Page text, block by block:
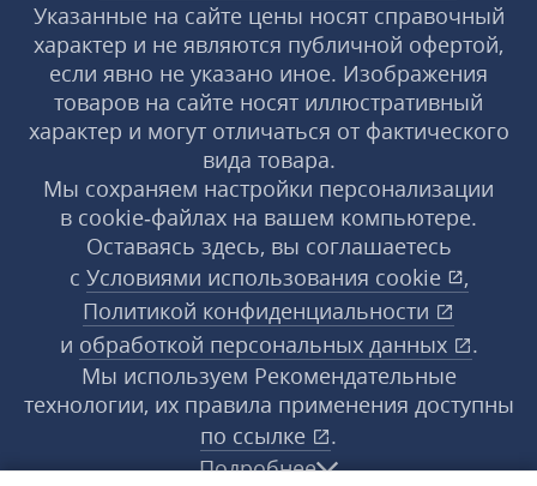
Указанные на сайте цены носят справочный
характер и не являются публичной офертой,
если явно не указано иное. Изображения
товаров на сайте носят иллюстративный
характер и могут отличаться от фактического
вида товара.
Мы сохраняем настройки персонализации
в cookie‑файлах на вашем компьютере.
Оставаясь здесь, вы соглашаетесь
с Условиями использования cookie
,
Политикой конфиденциальности
и обработкой персональных данных
.
Мы используем Рекомендательные
технологии, их правила применения доступны
по ссылке
.
Подробнее